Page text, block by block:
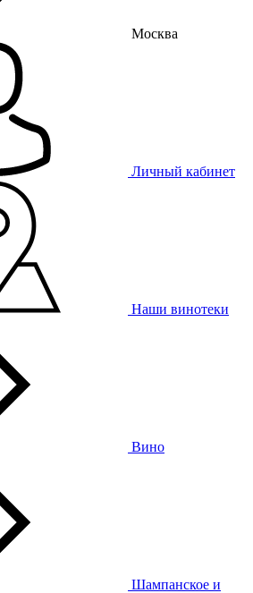
Москва
Личный кабинет
Наши винотеки
Вино
Шампанское и